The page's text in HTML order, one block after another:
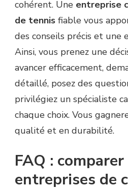
cohérent. Une entreprise
de tennis fiable vous
des conseils précis et une
Ainsi, vous prenez une
avancer efficacement,
détaillé, posez des
privilégiez un spécialiste
chaque choix. Vous
qualité et en durabilité.
FAQ :
entreprises de